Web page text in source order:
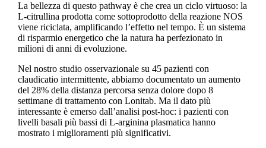
La bellezza di questo pathway è che crea un ciclo virtuoso: la
L-citrullina prodotta come sottoprodotto della reazione NOS
viene riciclata, amplificando l’effetto nel tempo. È un sistema
di risparmio energetico che la natura ha perfezionato in
milioni di anni di evoluzione.
Nel nostro studio osservazionale su 45 pazienti con
claudicatio intermittente, abbiamo documentato un aumento
del 28% della distanza percorsa senza dolore dopo 8
settimane di trattamento con Lonitab. Ma il dato più
interessante è emerso dall’analisi post-hoc: i pazienti con
livelli basali più bassi di L-arginina plasmatica hanno
mostrato i miglioramenti più significativi.